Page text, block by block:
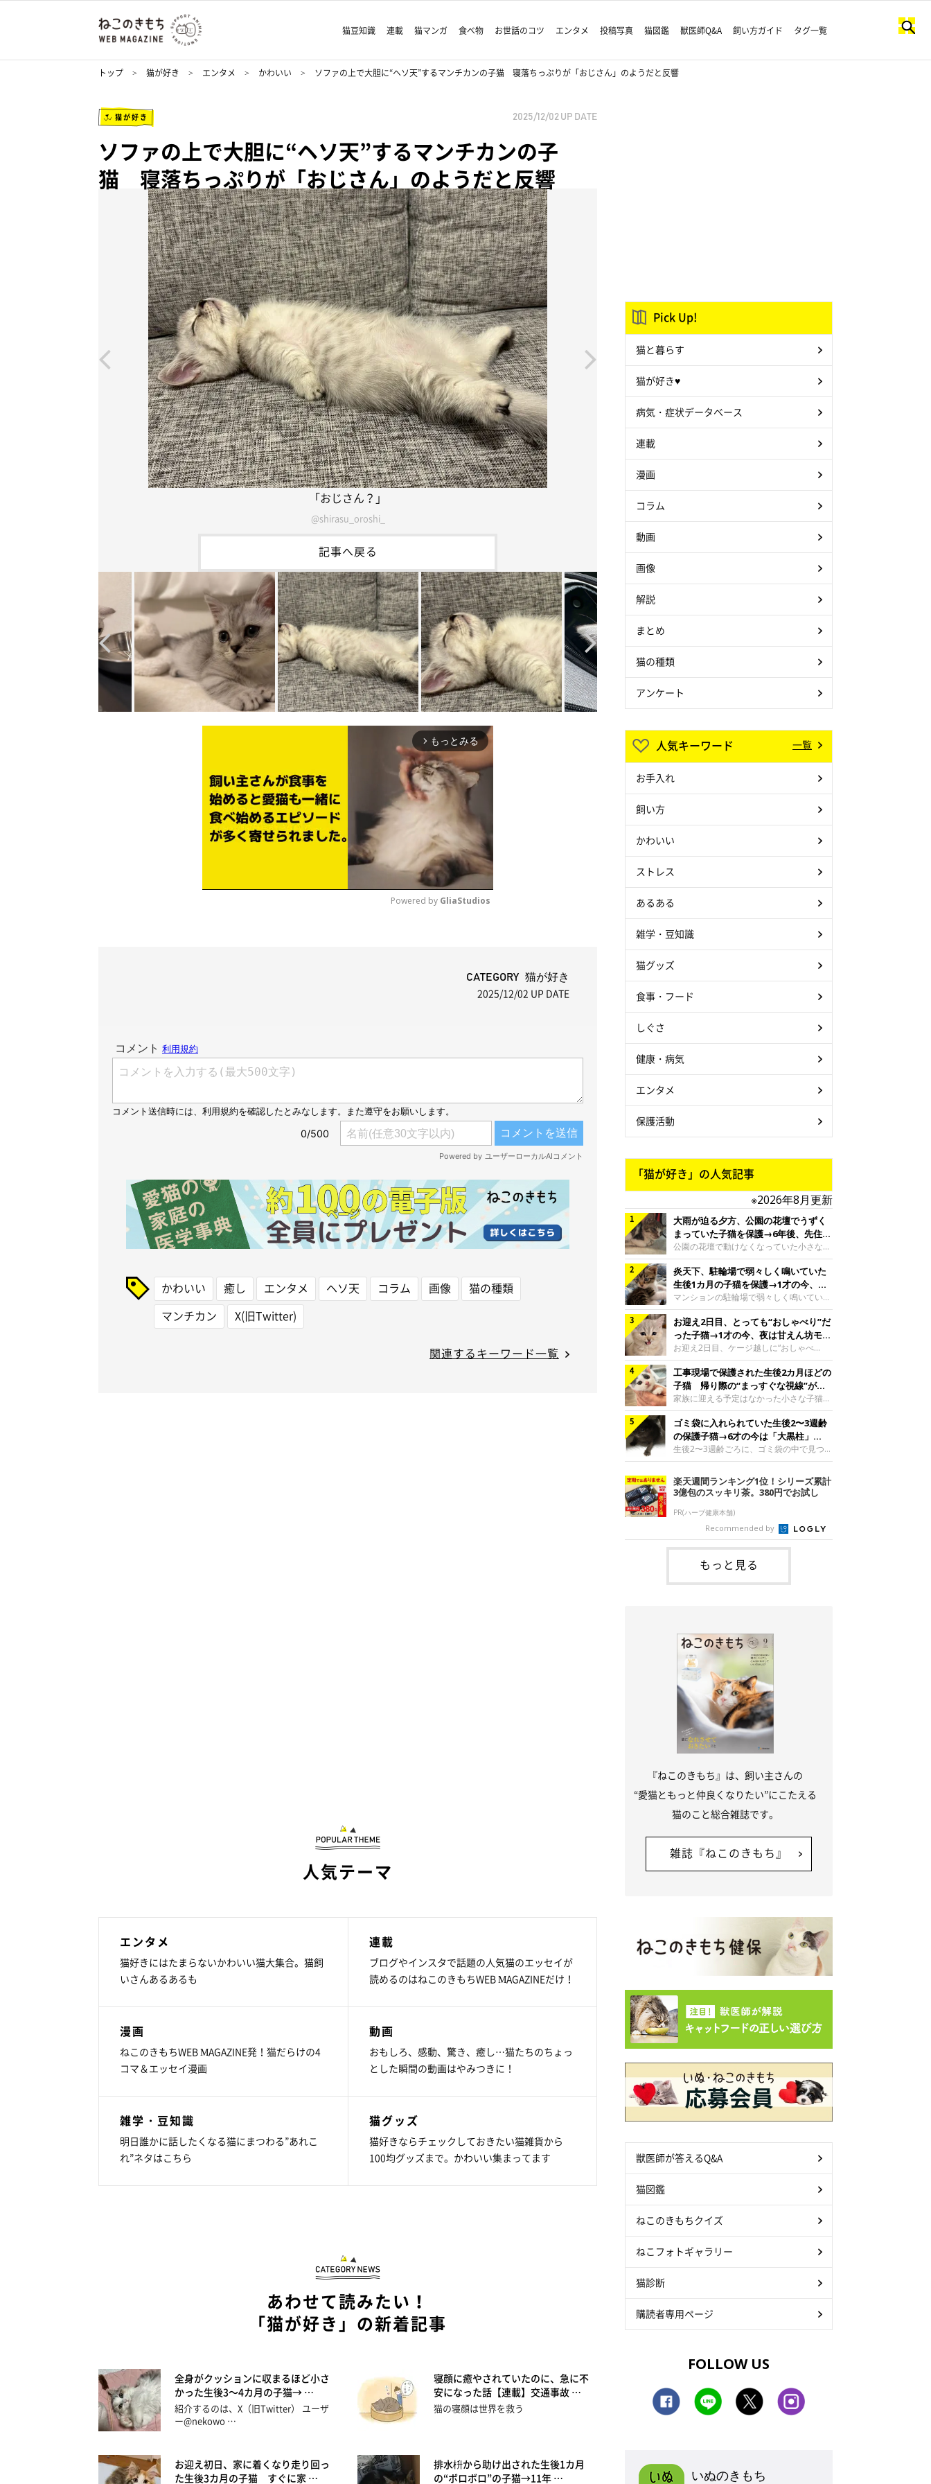
猫豆知識 連載 猫マンガ 食べ物 お世話のコツ エンタメ 投稿写真 猫図鑑 獣医師Q&A 飼い方ガイド タグ一覧
トップ 猫が好き エンタメ かわいい ソファの上で大胆に“ヘソ天”するマンチカンの子猫 寝落ちっぷりが「おじさん」のようだと反響
猫が好き 2025/12/02 UP DATE
ソファの上で大胆に“ヘソ天”するマンチカンの子
猫 寝落ちっぷりが「おじさん」のようだと反響
「おじさん？」
@shirasu_oroshi_
記事へ戻る
arrow_forward_ios もっとみる
Powered by GliaStudios
CATEGORY 猫が好き
2025/12/02 UP DATE
かわいい 癒し エンタメ ヘソ天 コラム 画像
猫の種類
マンチカン
X(旧Twitter)
関連するキーワード一覧
人気テーマ
エンタメ
猫好きにはたまらないかわいい猫大集合。猫飼
いさんあるあるも
連載
ブログやインスタで話題の人気猫のエッセイが
読めるのはねこのきもちWEB MAGAZINEだけ！
漫画
ねこのきもちWEB MAGAZINE発！猫だらけの4
コマ＆エッセイ漫画
動画
おもしろ、感動、驚き、癒し…猫たちのちょっ
とした瞬間の動画はやみつきに！
雑学・豆知識
明日誰かに話したくなる猫にまつわる”あれこ
れ”ネタはこちら
猫グッズ
猫好きならチェックしておきたい猫雑貨から
100均グッズまで。かわいい集まってます
あわせて読みたい！
「猫が好き」の新着記事
全身がクッションに収まるほど小さ
かった生後3～4カ月の子猫→ …
紹介するのは、X（旧Twitter） ユーザ
ー@nekowo …
寝顔に癒やされていたのに、急に不
安になった話【連載】交通事故 …
猫の寝顔は世界を救う
お迎え初日、家に着くなり走り回っ
た生後3カ月の子猫 すぐに家 …
排水枡から助け出された生後1カ月
の“ボロボロ”の子猫→11年 …
Pick Up!
猫と暮らす
猫が好き♥
病気・症状データベース
連載
漫画
コラム
動画
画像
解説
まとめ
猫の種類
アンケート
人気キーワード 一覧
お手入れ
飼い方
かわいい
ストレス
あるある
雑学・豆知識
猫グッズ
食事・フード
しぐさ
健康・病気
エンタメ
保護活動
「猫が好き」の人気記事
※2026年8月更新
大雨が迫る夕方、公園の花壇でうずく
まっていた子猫を保護→6年後、先住猫
と“姉妹”のような関係に
公園の花壇で動けなくなっていた小さな子
猫。家族に迎えられてから6年、先住猫と
の間には深い絆が育まれていました。保護
当時のティダちゃん。
@muumuu62197189紹介するのは、
X（旧Twitter）ユーザー
@muumuu62197189さんの愛猫・ティダ
ちゃん（取材時6才）の成長記録です。こ
ちらは、生後3カ月ごろのティダちゃん。
飼い主さんが出会ったのは、夜から大雨に
なると予報されていた日の夕方でした。花
壇で動けずにいた子猫保護したばかりのテ
ィダちゃん。@muumuu62197189飼い主
さんは、公園の
炎天下、駐輪場で弱々しく鳴いていた
生後1カ月の子猫を保護→1才の今、筋
肉質でツンデレなコに成長
マンションの駐輪場で弱々しく鳴いてい
た、生後1カ月ほどの子猫。家族に迎えら
れてから1年、体も行動も大きく成長しま
した。炎天下の駐輪場で鳴いていた小さな
子猫保護当時のモモちゃん。@Kingponzu
紹介するのは、X（旧Twitter）ユーザー
@Kingponzuさんの愛猫・モモちゃん（取
材時1才）の成長記録です。こちらは、モ
モちゃんが生後1カ月ごろに撮影された一
枚。飼い主さんの自宅マンションの駐輪場
で鳴いていたところを保護された当時の姿
です。子猫時代のモモちゃん。
@Kingponzuその日は気温が35℃を
お迎え2日目、とっても“おしゃべり”だ
った子猫→1才の今、夜は甘えん坊モー
ドになるコに成長！
お迎え2日目、ケージ越しに“おしゃべ
り”する姿を見せていた子猫。1才になった
今も見せる愛らしい姿にキュンとします。
お迎え2日目、ケージ越しに何かを伝える
ももちゃん“おしゃべり”なももちゃん。
@poocoonyan紹介するのは、Instagram
ユーザー@poocoonyanさんの愛猫・もも
ちゃん（取材時1才／マンチカン）です。
こちらの動画は、ももちゃんが生後2カ月
を過ぎたころ、お迎え2日目に撮影された
ため、当時はケージの中で過ごしていまし
た。鳴いてアピールするももち
工事現場で保護された生後2カ月ほどの
子猫 帰り際の“まっすぐな視線”が忘
れられず、家族の一員に
家族に迎える予定はなかった小さな子猫。
帰り際に見せた姿が、飼い主さんの心に残
りました。保護当時の夏目ちゃん。
@shibainu_rintaro紹介するのは、
Instagramユーザー@shibainu_rintaroさ
んの愛猫・夏目（なつめ）ちゃん（取材時
3才）。工事現場で親猫とはぐれたとみら
れ、保護された当時は生後2カ月ほどだっ
たといいます。新しい飼い主を探すつもり
が……保護されてケージに入っている夏目
ちゃん。@shibainu_rintaro夏目ちゃんを
保護したのは、以前、飼い主さんの愛猫・
ちくわく
ゴミ袋に入れられていた生後2〜3週齢
の保護子猫→6才の今は「大黒柱」
に！ 美しい黒猫に成長した姿にグッ
とくる
生後2〜3週齢ごろに、ゴミ袋の中で見つか
った小さな命。ミルクから育てられたその
子猫は今、家族に欠かせない存在へと成長
しました。ゴミ袋の中で見つかった、ミニ
モグラのような子猫よちよち歩きをしてい
たころの、生後2〜3週齢ごろのドンちゃ
ん。@doddou_1今回紹介するのは、
X（旧Twitter）ユーザー@doddou_1さん
の愛猫・ドンちゃん（取材時、推定6才／
本名：ドミトリー・ドンスコイ）。ドンち
ゃんは、保護猫でした。ドンちゃんが見つ
かったのは、飼い主さんの姉の勤め先の敷
楽天週間ランキング1位！シリーズ累計
3億包のスッキリ茶。380円でお試し
PR(ハーブ健康本舗)
Recommended by
もっと見る
『ねこのきもち』は、飼い主さんの
“愛猫ともっと仲良くなりたい”にこたえる
猫のこと総合雑誌です。
雑誌『ねこのきもち』
獣医師が答えるQ&A
猫図鑑
ねこのきもちクイズ
ねこフォトギャラリー
猫診断
購読者専用ページ
FOLLOW US
いぬのきもち